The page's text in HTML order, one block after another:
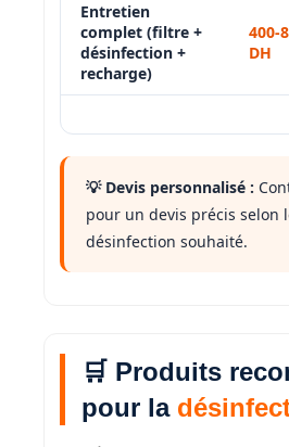
Entretien
complet (filtre +
désinfection +
recharge)
400-
DH
💡 Devis personnalisé :
pour un devis précis selon
désinfection souhaité.
🛒 Produits
pour la